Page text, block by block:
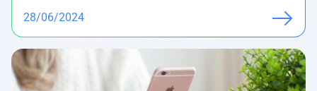
28/06/2024